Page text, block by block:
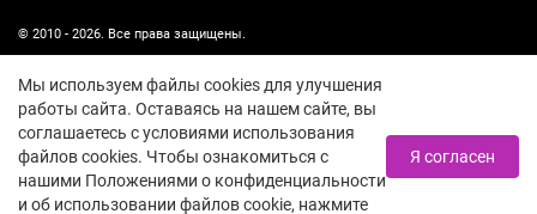
© 2010 - 2026. Все права защищены.
Пользовательское соглашение и политика
конфиденциальности
18+
Мы используем файлы cookies для улучшения
работы сайта. Оставаясь на нашем сайте, вы
соглашаетесь с условиями использования
файлов cookies. Чтобы ознакомиться с
нашими Положениями о конфиденциальности
и об использовании файлов cookie, нажмите
Я согласен